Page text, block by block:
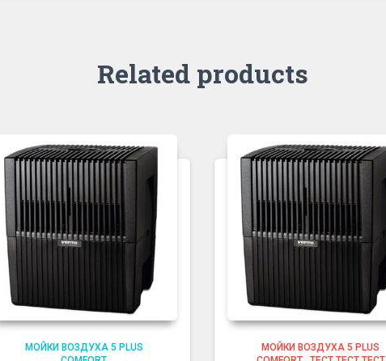
Related products
МОЙКИ ВОЗДУХА 5 PLUS
МОЙКИ ВОЗДУХА 5 PLUS